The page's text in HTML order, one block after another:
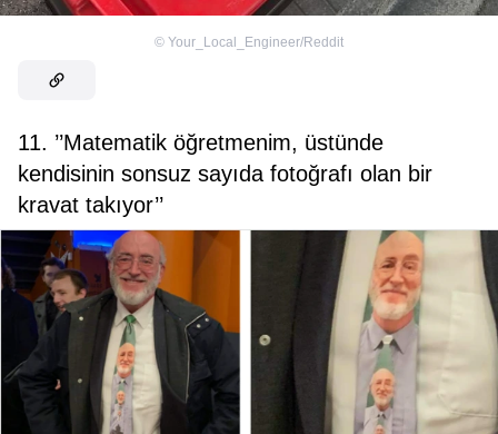
© Your_Local_Engineer/Reddit
11. ’’Matematik öğretmenim, üstünde
kendisinin sonsuz sayıda fotoğrafı olan bir
kravat takıyor’’